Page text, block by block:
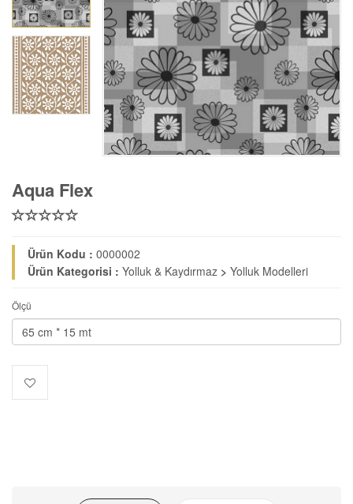
Aqua Flex
Ürün Kodu : 0000002
Ürün Kategorisi : Yolluk & Kaydırmaz > Yolluk Modelleri
Ölçü